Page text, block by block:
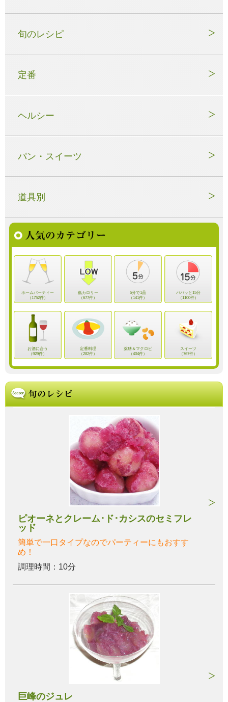
旬のレシピ
定番
ヘルシー
パン・スイーツ
道具別
ホームパーティー
（1752件）
低カロリー
（677件）
5分で1品
（141件）
パパッと15分
（1100件）
お酒に合う
（929件）
定番料理
（282件）
薬膳＆マクロビ
（404件）
スイーツ
（767件）
ピオーネとクレーム･ド･カシスのセミフレ
ッド
簡単で一口タイプなのでパーティーにもおすす
め！
調理時間：10分
巨峰のジュレ